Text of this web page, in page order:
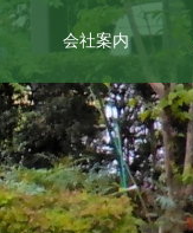
会社案内